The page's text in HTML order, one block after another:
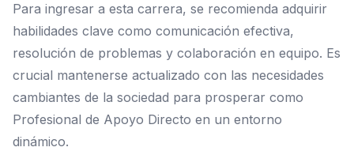
Para ingresar a esta carrera, se recomienda adquirir
habilidades clave como comunicación efectiva,
resolución de problemas y colaboración en equipo. Es
crucial mantenerse actualizado con las necesidades
cambiantes de la sociedad para prosperar como
Profesional de Apoyo Directo en un entorno
dinámico.